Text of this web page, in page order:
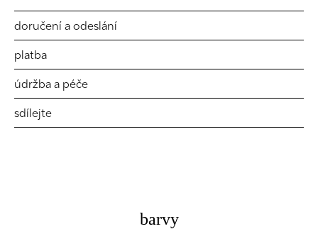
doručení a odeslání
platba
údržba a péče
sdílejte
barvy